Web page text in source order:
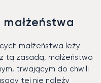
małżeństwa leży
tą zasadą, małżeństwo
trwającym do chwili
tej nie należy